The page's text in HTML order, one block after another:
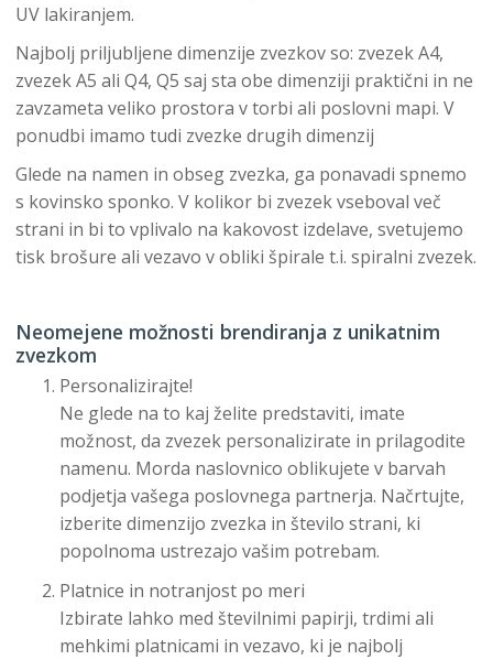
UV lakiranjem.
Najbolj priljubljene dimenzije zvezkov so: zvezek A4,
zvezek A5 ali Q4, Q5 saj sta obe dimenziji praktični in ne
zavzameta veliko prostora v torbi ali poslovni mapi. V
ponudbi imamo tudi zvezke drugih dimenzij
Glede na namen in obseg zvezka, ga ponavadi spnemo
s kovinsko sponko. V kolikor bi zvezek vseboval več
strani in bi to vplivalo na kakovost izdelave, svetujemo
tisk brošure ali vezavo v obliki špirale t.i. spiralni zvezek.
Neomejene možnosti brendiranja z unikatnim
zvezkom
Personalizirajte!
Ne glede na to kaj želite predstaviti, imate
možnost, da zvezek personalizirate in prilagodite
namenu. Morda naslovnico oblikujete v barvah
podjetja vašega poslovnega partnerja. Načrtujte,
izberite dimenzijo zvezka in število strani, ki
popolnoma ustrezajo vašim potrebam.
Platnice in notranjost po meri
Izbirate lahko med številnimi papirji, trdimi ali
mehkimi platnicami in vezavo, ki je najbolj